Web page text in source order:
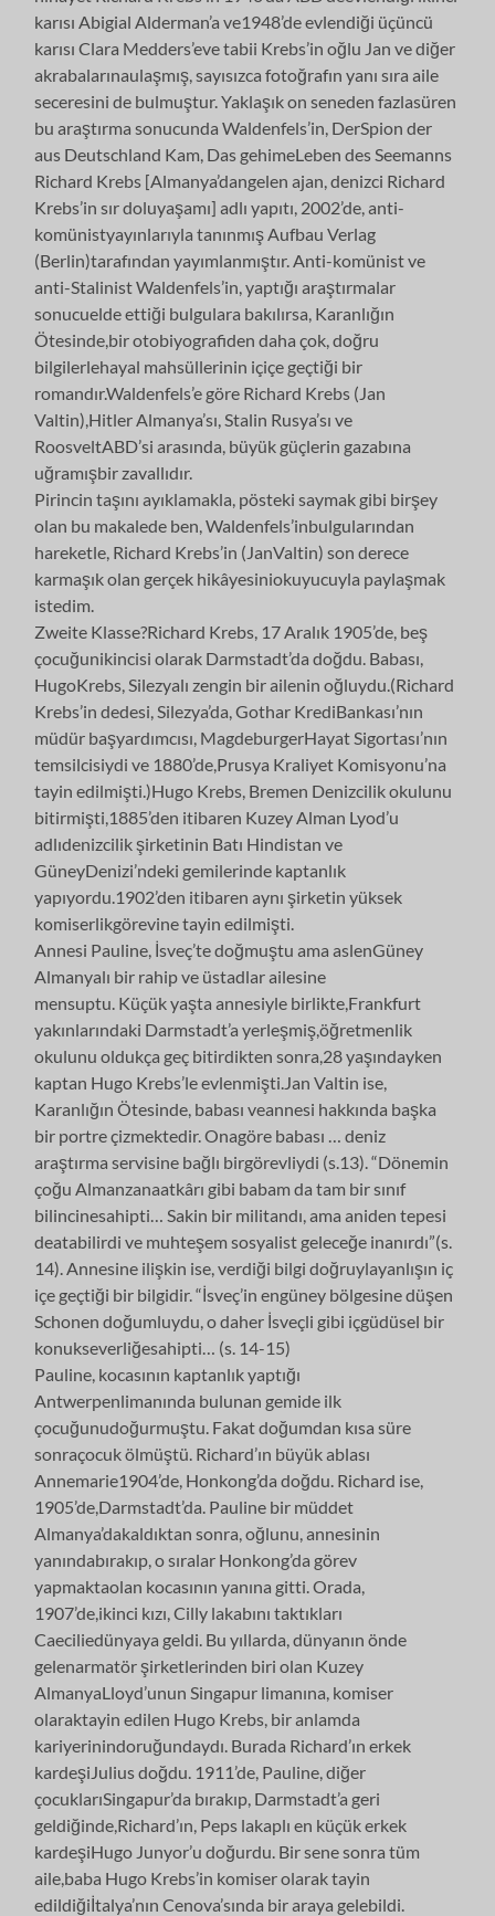
karısı Abigial Alderman’a ve1948’de evlendiği üçüncü
karısı Clara Medders’eve tabii Krebs’in oğlu Jan ve diğer
akrabalarınaulaşmış, sayısızca fotoğrafın yanı sıra aile
seceresini de bulmuştur. Yaklaşık on seneden fazlasüren
bu araştırma sonucunda Waldenfels’in, DerSpion der
aus Deutschland Kam, Das gehimeLeben des Seemanns
Richard Krebs [Almanya’dangelen ajan, denizci Richard
Krebs’in sır doluyaşamı] adlı yapıtı, 2002’de, anti-
komünistyayınlarıyla tanınmış Aufbau Verlag
(Berlin)tarafından yayımlanmıştır. Anti-komünist ve
anti-Stalinist Waldenfels’in, yaptığı araştırmalar
sonucuelde ettiği bulgulara bakılırsa, Karanlığın
Ötesinde,bir otobiyografiden daha çok, doğru
bilgilerlehayal mahsüllerinin içiçe geçtiği bir
romandır.Waldenfels’e göre Richard Krebs (Jan
Valtin),Hitler Almanya’sı, Stalin Rusya’sı ve
RoosveltABD’si arasında, büyük güçlerin gazabına
uğramışbir zavallıdır.
Pirincin taşını ayıklamakla, pösteki saymak gibi birşey
olan bu makalede ben, Waldenfels’inbulgularından
hareketle, Richard Krebs’in (JanValtin) son derece
karmaşık olan gerçek hikâyesiniokuyucuyla paylaşmak
istedim.
Zweite Klasse?Richard Krebs, 17 Aralık 1905’de, beş
çocuğunikincisi olarak Darmstadt’da doğdu. Babası,
HugoKrebs, Silezyalı zengin bir ailenin oğluydu.(Richard
Krebs’in dedesi, Silezya’da, Gothar KrediBankası’nın
müdür başyardımcısı, MagdeburgerHayat Sigortası’nın
temsilcisiydi ve 1880’de,Prusya Kraliyet Komisyonu’na
tayin edilmişti.)Hugo Krebs, Bremen Denizcilik okulunu
bitirmişti,1885’den itibaren Kuzey Alman Lyod’u
adlıdenizcilik şirketinin Batı Hindistan ve
GüneyDenizi’ndeki gemilerinde kaptanlık
yapıyordu.1902’den itibaren aynı şirketin yüksek
komiserlikgörevine tayin edilmişti.
Annesi Pauline, İsveç’te doğmuştu ama aslenGüney
Almanyalı bir rahip ve üstadlar ailesine
mensuptu. Küçük yaşta annesiyle birlikte,Frankfurt
yakınlarındaki Darmstadt’a yerleşmiş,öğretmenlik
okulunu oldukça geç bitirdikten sonra,28 yaşındayken
kaptan Hugo Krebs’le evlenmişti.Jan Valtin ise,
Karanlığın Ötesinde, babası veannesi hakkında başka
bir portre çizmektedir. Onagöre babası … deniz
araştırma servisine bağlı birgörevliydi (s.13). “Dönemin
çoğu Almanzanaatkârı gibi babam da tam bir sınıf
bilincinesahipti… Sakin bir militandı, ama aniden tepesi
deatabilirdi ve muhteşem sosyalist geleceğe inanırdı”(s.
14). Annesine ilişkin ise, verdiği bilgi doğruylayanlışın iç
içe geçtiği bir bilgidir. “İsveç’in engüney bölgesine düşen
Schonen doğumluydu, o daher İsveçli gibi içgüdüsel bir
konukseverliğesahipti… (s. 14-15)
Pauline, kocasının kaptanlık yaptığı
Antwerpenlimanında bulunan gemide ilk
çocuğunudoğurmuştu. Fakat doğumdan kısa süre
sonraçocuk ölmüştü. Richard’ın büyük ablası
Annemarie1904’de, Honkong’da doğdu. Richard ise,
1905’de,Darmstadt’da. Pauline bir müddet
Almanya’dakaldıktan sonra, oğlunu, annesinin
yanındabırakıp, o sıralar Honkong’da görev
yapmaktaolan kocasının yanına gitti. Orada,
1907’de,ikinci kızı, Cilly lakabını taktıkları
Caeciliedünyaya geldi. Bu yıllarda, dünyanın önde
gelenarmatör şirketlerinden biri olan Kuzey
AlmanyaLloyd’unun Singapur limanına, komiser
olaraktayin edilen Hugo Krebs, bir anlamda
kariyerinindoruğundaydı. Burada Richard’ın erkek
kardeşiJulius doğdu. 1911’de, Pauline, diğer
çocuklarıSingapur’da bırakıp, Darmstadt’a geri
geldiğinde,Richard’ın, Peps lakaplı en küçük erkek
kardeşiHugo Junyor’u doğurdu. Bir sene sonra tüm
aile,baba Hugo Krebs’in komiser olarak tayin
edildiğiİtalya’nın Cenova’sında bir araya gelebildi.